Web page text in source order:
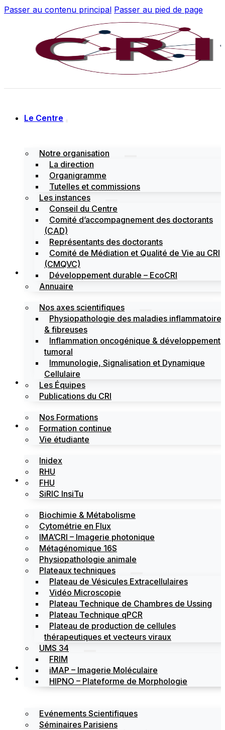
Passer au contenu principal Passer au pied de page
Le Centre
Notre organisation
La direction
Organigramme
Tutelles et commissions
Les instances
Conseil du Centre
Comité d’accompagnement des doctorants
(CAD)
Représentants des doctorants
Comité de Médiation et Qualité de Vie au CRI
(CMQVC)
Développement durable – EcoCRI
Annuaire
Recherche
Nos axes scientifiques
Physiopathologie des maladies inflammatoires
& fibreuses
Inflammation oncogénique & développement
tumoral
Immunologie, Signalisation et Dynamique
Cellulaire
Les Équipes
Publications du CRI
Formations
Nos Formations
Formation continue
Vie étudiante
Labels
Inidex
RHU
FHU
SiRIC InsiTu
Les plateformes
Biochimie & Métabolisme
Cytométrie en Flux
IMA’CRI – Imagerie photonique
Métagénomique 16S
Physiopathologie animale
Plateaux techniques
Plateau de Vésicules Extracellulaires
Vidéo Microscopie
Plateau Technique de Chambres de Ussing
Plateau Technique qPCR
Plateau de production de cellules
thérapeutiques et vecteurs viraux
UMS 34
FRIM
iMAP – Imagerie Moléculaire
HIPNO – Plateforme de Morphologie
Actualités
Évènements
Evénements Scientifiques
Séminaires Parisiens